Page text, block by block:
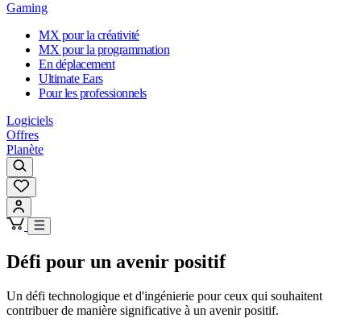
Gaming
MX pour la créativité
MX pour la programmation
En déplacement
Ultimate Ears
Pour les professionnels
Logiciels
Offres
Planète
Défi pour un avenir positif
Un défi technologique et d'ingénierie pour ceux qui souhaitent
contribuer de manière significative à un avenir positif.